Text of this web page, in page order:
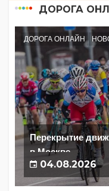
ДОРОГА
ДОРОГА ОНЛАЙН
Перекрытие
в Москве
04.08.2026